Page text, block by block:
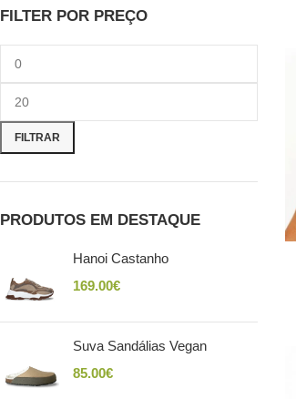
FILTER POR PREÇO
FILTRAR
PRODUTOS EM DESTAQUE
Hanoi Castanho
169.00€
Suva Sandálias Vegan
85.00€